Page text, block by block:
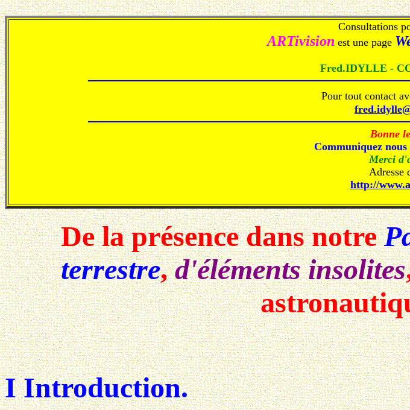
Consultations
ARTivision est une page
Fred.IDYLLE -
Pour tout contact
Bonne
Communiquez
Merci
Adresse
http://
De la présence dans notre
terrestre,d'éléments insolites
I Introduction.